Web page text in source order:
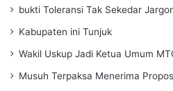
bukti Toleransi Tak Sekedar
Kabupaten ini Tunjuk
Wakil Uskup Jadi Ketua Umum
Musuh Terpaksa Menerima